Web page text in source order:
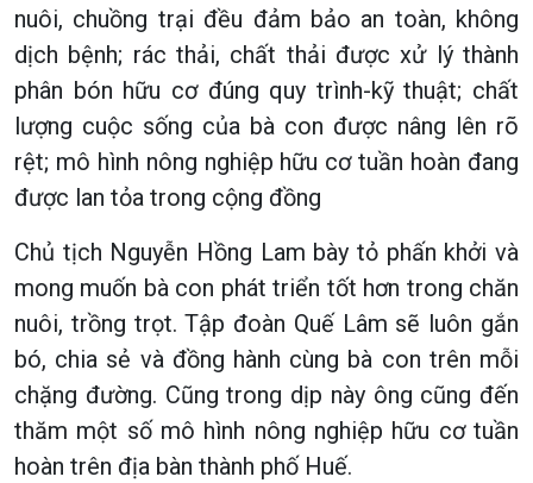
nuôi, chuồng trại đều đảm bảo an toàn, không
dịch bệnh; rác thải, chất thải được xử lý thành
phân bón hữu cơ đúng quy trình-kỹ thuật; chất
lượng cuộc sống của bà con được nâng lên rõ
rệt; mô hình nông nghiệp hữu cơ tuần hoàn đang
được lan tỏa trong cộng đồng
Chủ tịch Nguyễn Hồng Lam bày tỏ phấn khởi và
mong muốn bà con phát triển tốt hơn trong chăn
nuôi, trồng trọt. Tập đoàn Quế Lâm sẽ luôn gắn
bó, chia sẻ và đồng hành cùng bà con trên mỗi
chặng đường. Cũng trong dịp này ông cũng đến
thăm một số mô hình nông nghiệp hữu cơ tuần
hoàn trên địa bàn thành phố Huế.